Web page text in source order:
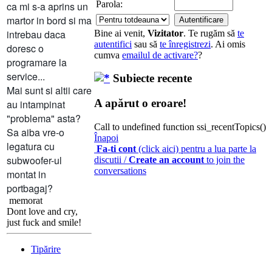
ca mi s-a aprins un
martor in bord si ma
intrebau daca
doresc o
programare la
service...
Mai sunt si altii care
au intampinat
"problema" asta?
Sa aiba vre-o
legatura cu
subwoofer-ul
montat in
portbagaj?
memorat
Dont love and cry,
just fuck and smile!
Tipărire
Parola:
Bine ai venit, Vizitator. Te rugăm să te
autentifici sau să te înregistrezi. Ai omis
cumva emailul de activare??
Subiecte recente
A apărut o eroare!
Call to undefined function ssi_recentTopics()
Înapoi
Fa-ti cont (click aici) pentru a lua parte la
discutii /Create an account to join the
conversations